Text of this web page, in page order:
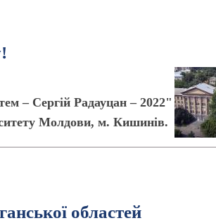
– Сергій Радауцан – 2022"
Молдови, м. Кишинів.
областей